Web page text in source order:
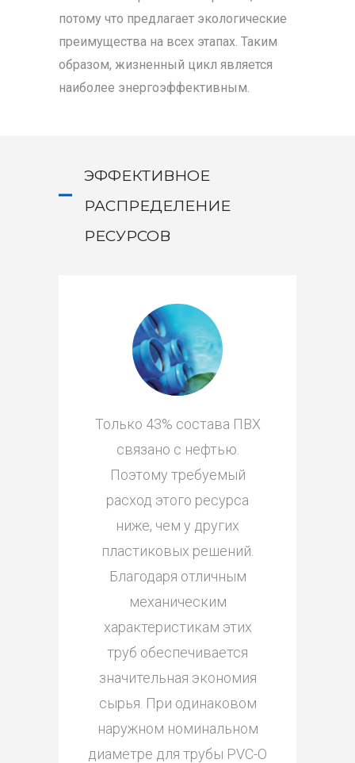
потому что предлагает экологические
преимущества на всех этапах. Таким
образом, жизненный цикл является
наиболее энергоэффективным.
ЭФФЕКТИВНОЕ
РАСПРЕДЕЛЕНИЕ
РЕСУРСОВ
Только 43% состава ПВХ
связано с нефтью.
Поэтому требуемый
расход этого ресурса
ниже, чем у других
пластиковых решений.
Благодаря отличным
механическим
характеристикам этих
труб обеспечивается
значительная экономия
сырья. При одинаковом
наружном номинальном
диаметре для трубы PVC-O